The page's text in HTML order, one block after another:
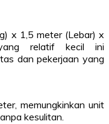
x 1,5 meter (Lebar) x
relatif kecil ini
dan pekerjaan yang
memungkinkan unit
kesulitan.